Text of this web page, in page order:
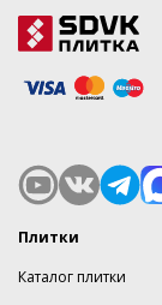
Плитки
Каталог плитки